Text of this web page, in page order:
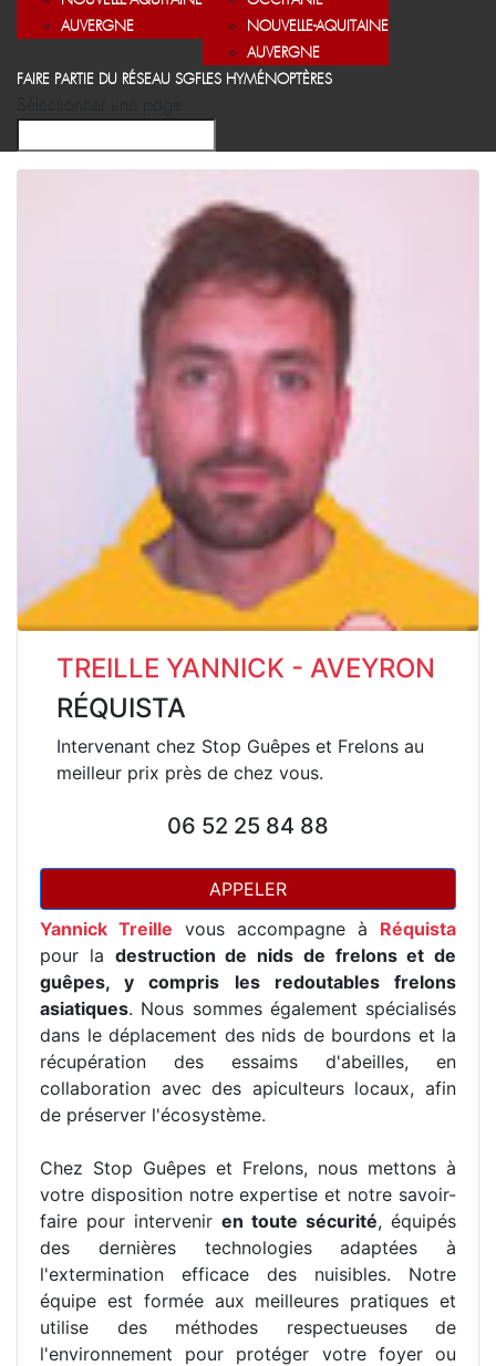
AUVERGNE
NOUVELLE-AQUITAINE
AUVERGNE
FAIRE PARTIE DU RÉSEAU SGFLES HYMÉNOPTÈRES
TREILLE YANNICK - AVEYRON
RÉQUISTA
Intervenant chez Stop Guêpes et Frelons au
meilleur prix près de chez vous.
06 52 25 84 88
APPELER
Yannick Treille vous accompagne à Réquista
pour la destruction de nids de frelons et de
guêpes, y compris les redoutables frelons
asiatiques. Nous sommes également spécialisés
dans le déplacement des nids de bourdons et la
récupération des essaims d'abeilles, en
collaboration avec des apiculteurs locaux, afin
de préserver l'écosystème.
Chez Stop Guêpes et Frelons, nous mettons à
votre disposition notre expertise et notre savoir-
faire pour intervenir en toute sécurité, équipés
des dernières technologies adaptées à
l'extermination efficace des nuisibles. Notre
équipe est formée aux meilleures pratiques et
utilise des méthodes respectueuses de
l'environnement pour protéger votre foyer ou